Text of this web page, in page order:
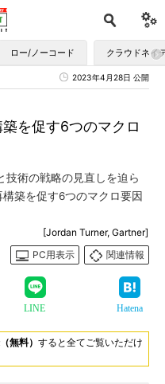
ロー/ノーコード クラウドネイ
2023年4月28日 公開
を促す6つのマクロ
技術の戦略の見直しを迫ら
築を促す6つのマクロ要因
[Jordan Turner, Gartner]
PC用表示
関連情報
LINE Hatena
無料） すると全てご覧いただけ